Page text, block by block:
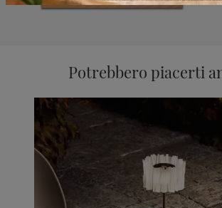
Potrebbero piacerti